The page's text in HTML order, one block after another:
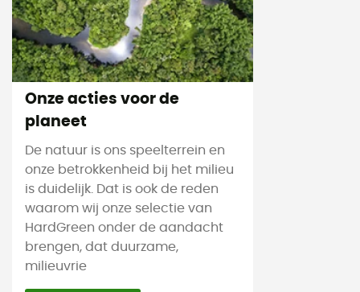
Onze acties voor de
planeet
De natuur is ons speelterrein en
onze betrokkenheid bij het milieu
is duidelijk. Dat is ook de reden
waarom wij onze selectie van
HardGreen onder de aandacht
brengen, dat duurzame,
milieuvrie